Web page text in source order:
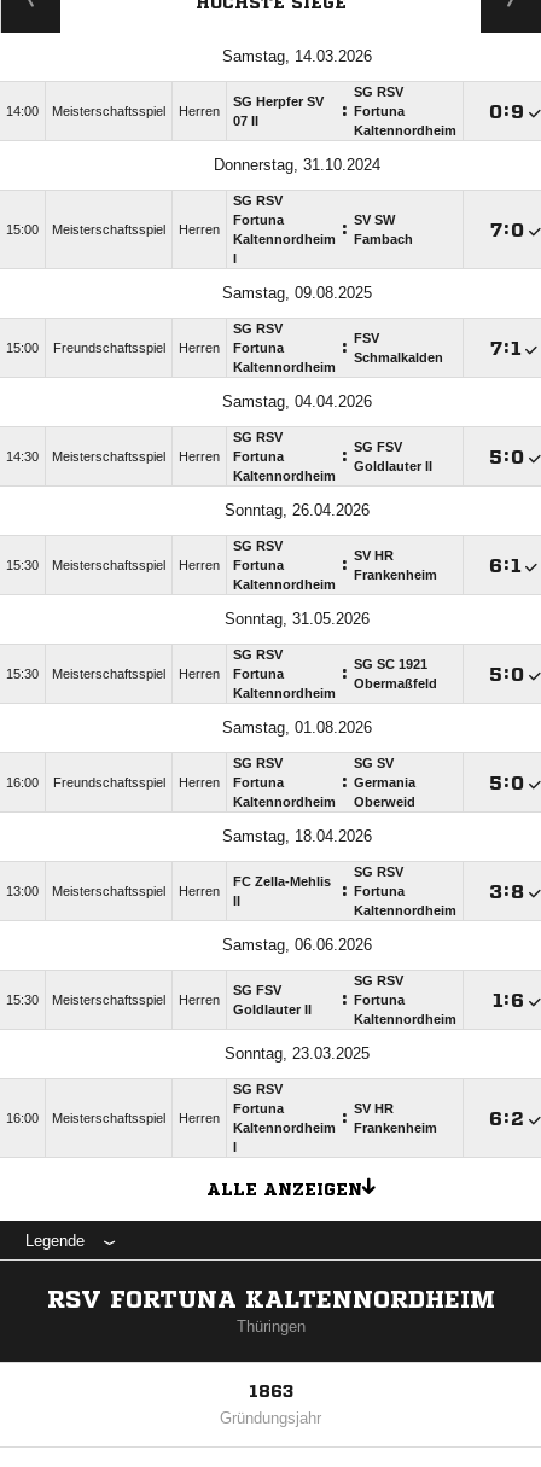
Samstag, 14.03.2026
14:00 Meisterschaftsspiel Herren
SG Herpfer SV
07 II
:
SG RSV
Fortuna
Kaltennordheim
:
Donnerstag, 31.10.2024
15:00 Meisterschaftsspiel Herren
SG RSV
Fortuna
Kaltennordheim : SV SW
Fambach
:
Samstag, 09.08.2025
15:00 Freundschaftsspiel Herren
SG RSV
Fortuna
Kaltennordheim
:
FSV
Schmalkalden
:
Samstag, 04.04.2026
14:30 Meisterschaftsspiel Herren
SG RSV
Fortuna
Kaltennordheim
: SG FSV
Goldlauter II
:
Sonntag, 26.04.2026
15:30 Meisterschaftsspiel Herren
SG RSV
Fortuna
Kaltennordheim
: SV HR
Frankenheim
:
Sonntag, 31.05.2026
15:30 Meisterschaftsspiel Herren
SG RSV
Fortuna
Kaltennordheim
: SG SC 1921
Obermaßfeld
:
Samstag, 01.08.2026
16:00 Freundschaftsspiel Herren
SG RSV
Fortuna
Kaltennordheim
:
SG SV
Germania
Oberweid
:
Samstag, 18.04.2026
13:00 Meisterschaftsspiel Herren
FC Zella-Mehlis
:
SG RSV
Fortuna
Kaltennordheim
:
Samstag, 06.06.2026
15:30 Meisterschaftsspiel Herren
SG FSV
Goldlauter II
:
SG RSV
Fortuna
Kaltennordheim
:
Sonntag, 23.03.2025
16:00 Meisterschaftsspiel Herren
SG RSV
Fortuna
Kaltennordheim : SV HR
Frankenheim
:
ALLE ANZEIGEN
Legende
RSV FORTUNA KALTENNORDHEIM
Thüringen
1863
Gründungsjahr